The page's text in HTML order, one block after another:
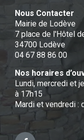
Nous Contacter
Mairie de Lodève
7 place de l'Hôtel
34700 Lodève
04 67 88 86 00
Nos horaires
Lundi, mercredi et
à 17h15
Mardi et vendredi :